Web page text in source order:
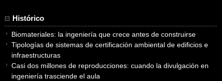
Histórico
Biomateriales: la ingeniería que crece antes de construirse
Tipologías de sistemas de certificación ambiental de edificios e
infraestructuras
Casi dos millones de reproducciones: cuando la divulgación en
ingeniería trasciende el aula